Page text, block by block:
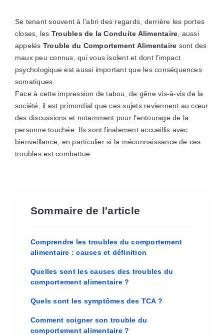
Se tenant souvent à l’abri des regards, derrière les portes
closes, les Troubles de la Conduite Alimentaire , aussi
appelés Trouble du Comportement Alimentaire sont des
maux peu connus, qui vous isolent et dont l’impact
psychologique est aussi important que les conséquences
somatiques.
Face à cette impression de tabou, de gêne vis-à-vis de la
société, il est primordial que ces sujets reviennent au cœur
des discussions et notamment pour l’entourage de la
personne touchée. Ils sont finalement accueillis avec
bienveillance, en particulier si la méconnaissance de ces
troubles est combattue.
Sommaire de l'article
Comprendre les troubles du comportement
alimentaire : causes et définition
Quelles sont les causes des troubles du
comportement alimentaire ?
Quels sont les symptômes des TCA ?
Comment soigner son trouble du
comportement alimentaire ?